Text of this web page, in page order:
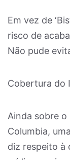
Em vez de
risco de
Não pude
Cobertura do
Ainda sobre
Columbia,
diz respeito à